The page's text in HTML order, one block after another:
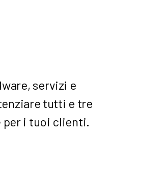
servizi e
tutti e tre
per i tuoi clienti.